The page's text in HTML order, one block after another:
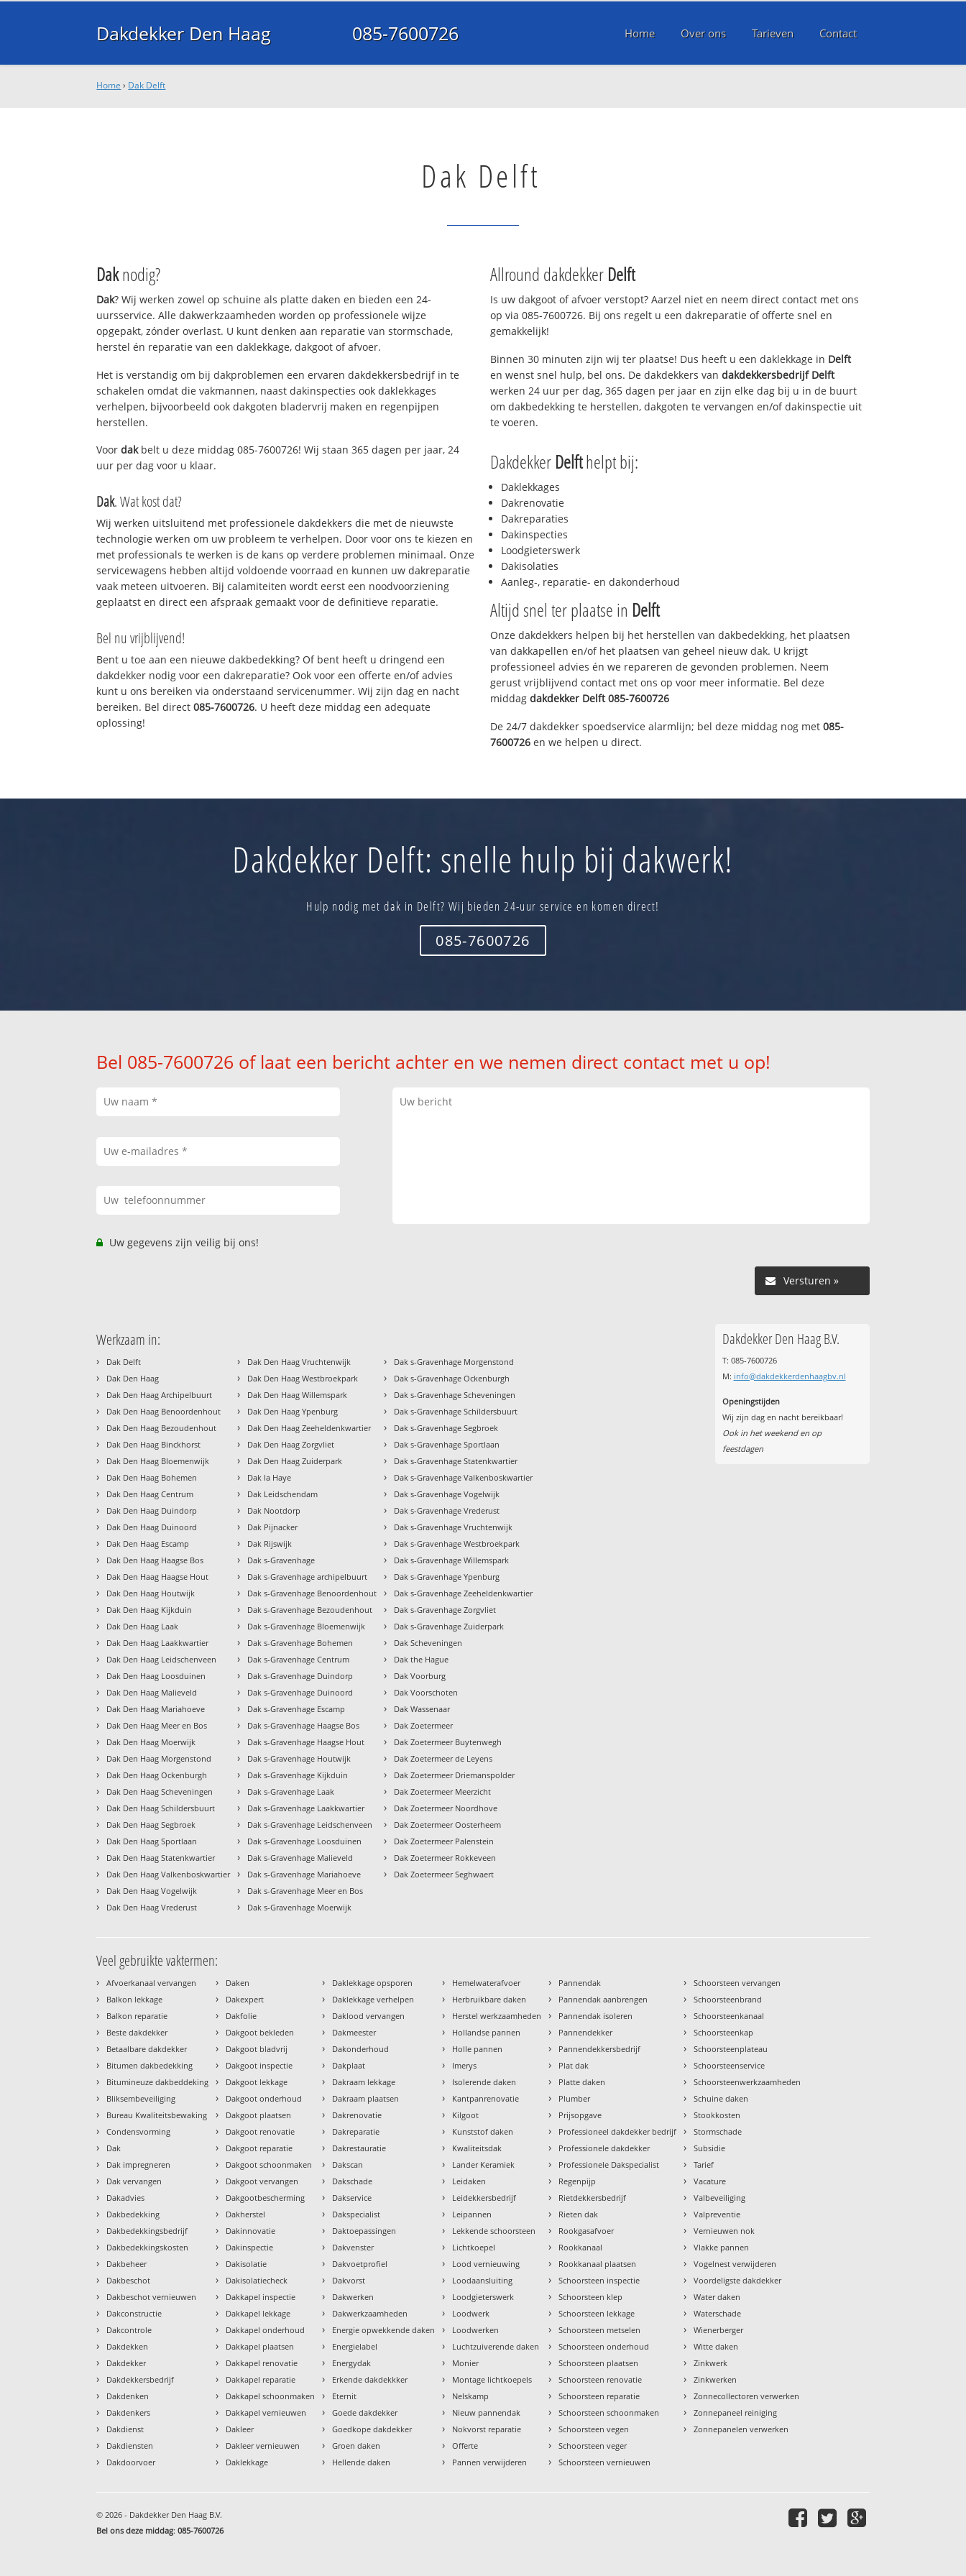
Dakdekker Den Haag 085-7600726 Home Over ons Tarieven Contact
Home › Dak Delft
Dak Delft
Daknodig?
Dak? Wij werken zowel op schuine als platte daken en bieden een 24-
uursservice. Alle dakwerkzaamheden worden op professionele wijze
opgepakt, zónder overlast. U kunt denken aan reparatie van stormschade,
herstel én reparatie van een daklekkage, dakgoot of afvoer.
Het is verstandig om bij dakproblemen een ervaren dakdekkersbedrijf in te
schakelen omdat die vakmannen, naast dakinspecties ook daklekkages
verhelpen, bijvoorbeeld ook dakgoten bladervrij maken en regenpijpen
herstellen.
Voordakbelt u deze middag 085-7600726! Wij staan 365 dagen per jaar, 24
uur per dag voor u klaar.
Dak. Wat kost dat?
Wij werken uitsluitend met professionele dakdekkers die met de nieuwste
technologie werken om uw probleem te verhelpen. Door voor ons te kiezen en
met professionals te werken is de kans op verdere problemen minimaal. Onze
servicewagens hebben altijd voldoende voorraad en kunnen uw dakreparatie
vaak meteen uitvoeren. Bij calamiteiten wordt eerst een noodvoorziening
geplaatst en direct een afspraak gemaakt voor de definitieve reparatie.
Bel nu vrijblijvend!
Bent u toe aan een nieuwe dakbedekking? Of bent heeft u dringend een
dakdekker nodig voor een dakreparatie? Ook voor een offerte en/of advies
kunt u ons bereiken via onderstaand servicenummer. Wij zijn dag en nacht
bereiken. Bel direct085-7600726. U heeft deze middag een adequate
oplossing!
Allround dakdekker Delft
Is uw dakgoot of afvoer verstopt? Aarzel niet en neem direct contact met ons
op via 085-7600726. Bij ons regelt u een dakreparatie of offerte snel en
gemakkelijk!
Binnen 30 minuten zijn wij ter plaatse! Dus heeft u een daklekkage in Delft
en wenst snel hulp, bel ons. De dakdekkers van dakdekkersbedrijf Delft
werken 24 uur per dag, 365 dagen per jaar en zijn elke dag bij u in de buurt
om dakbedekking te herstellen, dakgoten te vervangen en/of dakinspectie uit
te voeren.
Dakdekker Delfthelpt bij:
Daklekkages
Dakrenovatie
Dakreparaties
Dakinspecties
Loodgieterswerk
Dakisolaties
Aanleg-, reparatie- en dakonderhoud
Altijd snel ter plaatse in Delft
Onze dakdekkers helpen bij het herstellen van dakbedekking, het plaatsen
van dakkapellen en/of het plaatsen van geheel nieuw dak. U krijgt
professioneel advies én we repareren de gevonden problemen. Neem
gerust vrijblijvend contact met ons op voor meer informatie. Bel deze
middag dakdekker Delft085-7600726
De 24/7 dakdekker spoedservice alarmlijn; bel deze middag nog met 085-
7600726 en we helpen u direct.
Dakdekker Delft: snelle hulp bij dakwerk!
Hulp nodig met dak in Delft? Wij bieden 24-uur service en komen direct!
085-7600726
Bel 085-7600726 of laat een bericht achter en we nemen direct contact met u op!
Uw gegevens zijn veilig bij ons!
Versturen »
Werkzaam in:
› Dak Delft
› Dak Den Haag
› Dak Den Haag Archipelbuurt
› Dak Den Haag Benoordenhout
› Dak Den Haag Bezoudenhout
› Dak Den Haag Binckhorst
› Dak Den Haag Bloemenwijk
› Dak Den Haag Bohemen
› Dak Den Haag Centrum
› Dak Den Haag Duindorp
› Dak Den Haag Duinoord
› Dak Den Haag Escamp
› Dak Den Haag Haagse Bos
› Dak Den Haag Haagse Hout
› Dak Den Haag Houtwijk
› Dak Den Haag Kijkduin
› Dak Den Haag Laak
› Dak Den Haag Laakkwartier
› Dak Den Haag Leidschenveen
› Dak Den Haag Loosduinen
› Dak Den Haag Malieveld
› Dak Den Haag Mariahoeve
› Dak Den Haag Meer en Bos
› Dak Den Haag Moerwijk
› Dak Den Haag Morgenstond
› Dak Den Haag Ockenburgh
› Dak Den Haag Scheveningen
› Dak Den Haag Schildersbuurt
› Dak Den Haag Segbroek
› Dak Den Haag Sportlaan
› Dak Den Haag Statenkwartier
› Dak Den Haag Valkenboskwartier
› Dak Den Haag Vogelwijk
› Dak Den Haag Vrederust
› Dak Den Haag Vruchtenwijk
› Dak Den Haag Westbroekpark
› Dak Den Haag Willemspark
› Dak Den Haag Ypenburg
› Dak Den Haag Zeeheldenkwartier
› Dak Den Haag Zorgvliet
› Dak Den Haag Zuiderpark
› Dak la Haye
› Dak Leidschendam
› Dak Nootdorp
› Dak Pijnacker
› Dak Rijswijk
› Dak s-Gravenhage
› Dak s-Gravenhage archipelbuurt
› Dak s-Gravenhage Benoordenhout
› Dak s-Gravenhage Bezoudenhout
› Dak s-Gravenhage Bloemenwijk
› Dak s-Gravenhage Bohemen
› Dak s-Gravenhage Centrum
› Dak s-Gravenhage Duindorp
› Dak s-Gravenhage Duinoord
› Dak s-Gravenhage Escamp
› Dak s-Gravenhage Haagse Bos
› Dak s-Gravenhage Haagse Hout
› Dak s-Gravenhage Houtwijk
› Dak s-Gravenhage Kijkduin
› Dak s-Gravenhage Laak
› Dak s-Gravenhage Laakkwartier
› Dak s-Gravenhage Leidschenveen
› Dak s-Gravenhage Loosduinen
› Dak s-Gravenhage Malieveld
› Dak s-Gravenhage Mariahoeve
› Dak s-Gravenhage Meer en Bos
› Dak s-Gravenhage Moerwijk
› Dak s-Gravenhage Morgenstond
› Dak s-Gravenhage Ockenburgh
› Dak s-Gravenhage Scheveningen
› Dak s-Gravenhage Schildersbuurt
› Dak s-Gravenhage Segbroek
› Dak s-Gravenhage Sportlaan
› Dak s-Gravenhage Statenkwartier
› Dak s-Gravenhage Valkenboskwartier
› Dak s-Gravenhage Vogelwijk
› Dak s-Gravenhage Vrederust
› Dak s-Gravenhage Vruchtenwijk
› Dak s-Gravenhage Westbroekpark
› Dak s-Gravenhage Willemspark
› Dak s-Gravenhage Ypenburg
› Dak s-Gravenhage Zeeheldenkwartier
› Dak s-Gravenhage Zorgvliet
› Dak s-Gravenhage Zuiderpark
› Dak Scheveningen
› Dak the Hague
› Dak Voorburg
› Dak Voorschoten
› Dak Wassenaar
› Dak Zoetermeer
› Dak Zoetermeer Buytenwegh
› Dak Zoetermeer de Leyens
› Dak Zoetermeer Driemanspolder
› Dak Zoetermeer Meerzicht
› Dak Zoetermeer Noordhove
› Dak Zoetermeer Oosterheem
› Dak Zoetermeer Palenstein
› Dak Zoetermeer Rokkeveen
› Dak Zoetermeer Seghwaert
Dakdekker Den Haag B.V.
T: 085-7600726
M: info@dakdekkerdenhaagbv.nl
Openingstijden
Wij zijn dag en nacht bereikbaar!
Ook in het weekend en op
feestdagen
Veel gebruikte vaktermen:
› Afvoerkanaal vervangen
› Balkon lekkage
› Balkon reparatie
› Beste dakdekker
› Betaalbare dakdekker
› Bitumen dakbedekking
› Bitumineuze dakbeddeking
› Bliksembeveiliging
› Bureau Kwaliteitsbewaking
› Condensvorming
› Dak
› Dak impregneren
› Dak vervangen
› Dakadvies
› Dakbedekking
› Dakbedekkingsbedrijf
› Dakbedekkingskosten
› Dakbeheer
› Dakbeschot
› Dakbeschot vernieuwen
› Dakconstructie
› Dakcontrole
› Dakdekken
› Dakdekker
› Dakdekkersbedrijf
› Dakdenken
› Dakdenkers
› Dakdienst
› Dakdiensten
› Dakdoorvoer
› Daken
› Dakexpert
› Dakfolie
› Dakgoot bekleden
› Dakgoot bladvrij
› Dakgoot inspectie
› Dakgoot lekkage
› Dakgoot onderhoud
› Dakgoot plaatsen
› Dakgoot renovatie
› Dakgoot reparatie
› Dakgoot schoonmaken
› Dakgoot vervangen
› Dakgootbescherming
› Dakherstel
› Dakinnovatie
› Dakinspectie
› Dakisolatie
› Dakisolatiecheck
› Dakkapel inspectie
› Dakkapel lekkage
› Dakkapel onderhoud
› Dakkapel plaatsen
› Dakkapel renovatie
› Dakkapel reparatie
› Dakkapel schoonmaken
› Dakkapel vernieuwen
› Dakleer
› Dakleer vernieuwen
› Daklekkage
› Daklekkage opsporen
› Daklekkage verhelpen
› Daklood vervangen
› Dakmeester
› Dakonderhoud
› Dakplaat
› Dakraam lekkage
› Dakraam plaatsen
› Dakrenovatie
› Dakreparatie
› Dakrestauratie
› Dakscan
› Dakschade
› Dakservice
› Dakspecialist
› Daktoepassingen
› Dakvenster
› Dakvoetprofiel
› Dakvorst
› Dakwerken
› Dakwerkzaamheden
› Energie opwekkende daken
› Energielabel
› Energydak
› Erkende dakdekkker
› Eternit
› Goede dakdekker
› Goedkope dakdekker
› Groen daken
› Hellende daken
› Hemelwaterafvoer
› Herbruikbare daken
› Herstel werkzaamheden
› Hollandse pannen
› Holle pannen
› Imerys
› Isolerende daken
› Kantpanrenovatie
› Kilgoot
› Kunststof daken
› Kwaliteitsdak
› Lander Keramiek
› Leidaken
› Leidekkersbedrijf
› Leipannen
› Lekkende schoorsteen
› Lichtkoepel
› Lood vernieuwing
› Loodaansluiting
› Loodgieterswerk
› Loodwerk
› Loodwerken
› Luchtzuiverende daken
› Monier
› Montage lichtkoepels
› Nelskamp
› Nieuw pannendak
› Nokvorst reparatie
› Offerte
› Pannen verwijderen
› Pannendak
› Pannendak aanbrengen
› Pannendak isoleren
› Pannendekker
› Pannendekkersbedrijf
› Plat dak
› Platte daken
› Plumber
› Prijsopgave
› Professioneel dakdekker bedrijf
› Professionele dakdekker
› Professionele Dakspecialist
› Regenpijp
› Rietdekkersbedrijf
› Rieten dak
› Rookgasafvoer
› Rookkanaal
› Rookkanaal plaatsen
› Schoorsteen inspectie
› Schoorsteen klep
› Schoorsteen lekkage
› Schoorsteen metselen
› Schoorsteen onderhoud
› Schoorsteen plaatsen
› Schoorsteen renovatie
› Schoorsteen reparatie
› Schoorsteen schoonmaken
› Schoorsteen vegen
› Schoorsteen veger
› Schoorsteen vernieuwen
› Schoorsteen vervangen
› Schoorsteenbrand
› Schoorsteenkanaal
› Schoorsteenkap
› Schoorsteenplateau
› Schoorsteenservice
› Schoorsteenwerkzaamheden
› Schuine daken
› Stookkosten
› Stormschade
› Subsidie
› Tarief
› Vacature
› Valbeveiliging
› Valpreventie
› Vernieuwen nok
› Vlakke pannen
› Vogelnest verwijderen
› Voordeligste dakdekker
› Water daken
› Waterschade
› Wienerberger
› Witte daken
› Zinkwerk
› Zinkwerken
› Zonnecollectoren verwerken
› Zonnepaneel reiniging
› Zonnepanelen verwerken
© 2026 - Dakdekker Den Haag B.V.
Bel ons deze middag:085-7600726